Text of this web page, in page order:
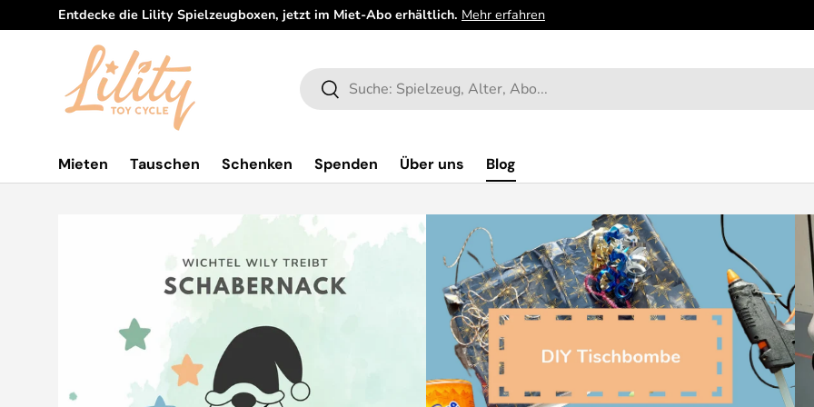
Direkt zum Inhalt
Entdecke die Lility Spielzeugboxen, jetzt im Miet-Abo erhältlich. Mehr erfahren
Suchen
Suchen
Mieten Tauschen Schenken Spenden Über uns Blog